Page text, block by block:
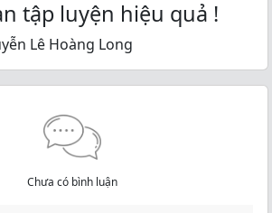
tập luyện hiệu quả !
Lê Hoàng Long
Chưa có bình luận